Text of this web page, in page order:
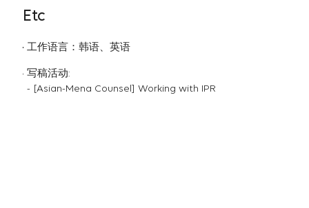
Etc
工作语言：韩语、英语
写稿活动:
- [Asian-Mena Counsel] Working with IPR